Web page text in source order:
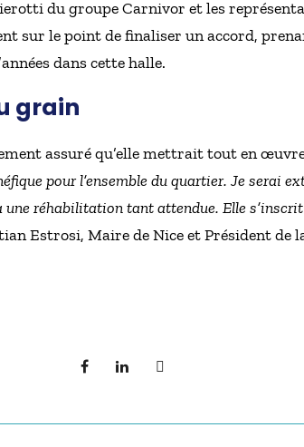
du groupe Carnivor et les
sur le point de finaliser un accord,
dans cette halle.
grain
assuré qu’elle mettrait tout en
pour l’ensemble du quartier. Je serai
réhabilitation tant attendue. Elle
Estrosi, Maire de Nice et Président de